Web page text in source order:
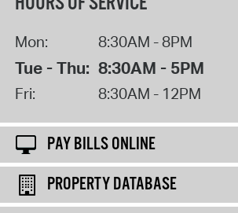
Mon: 8:30AM - 8PM
Tue - Thu: 8:30AM - 5PM
Fri: 8:30AM - 12PM
PAY BILLS ONLINE
PROPERTY DATABASE